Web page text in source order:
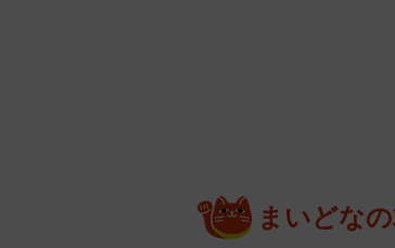
まいどな